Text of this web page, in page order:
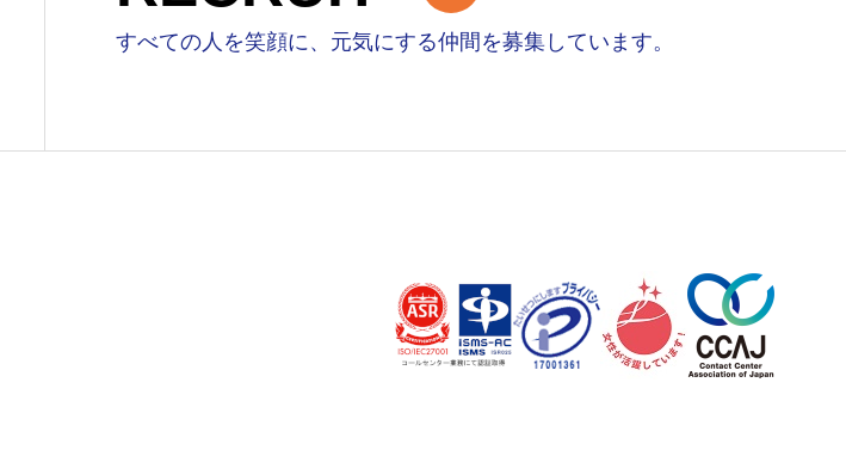
すべての人を笑顔に、元気にする仲間を募集しています。